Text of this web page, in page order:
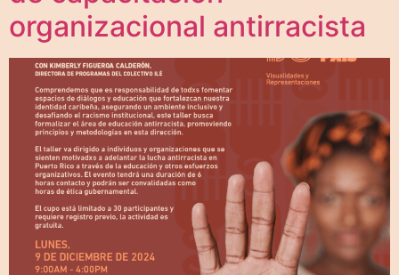
organizacional antirracista